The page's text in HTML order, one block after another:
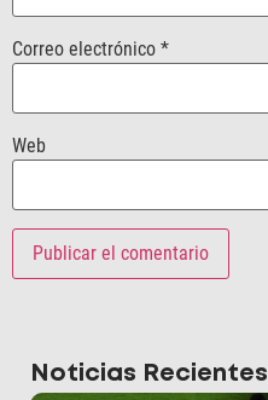
Correo electrónico *
Web
Noticias Recientes